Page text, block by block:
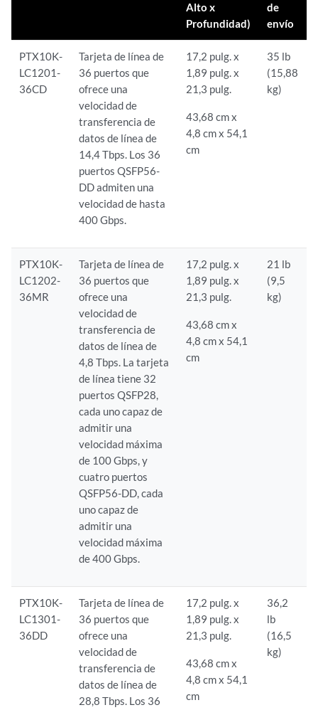
Alto x
Profundidad)
de
envío
PTX10K-
LC1201-
36CD
Tarjeta de línea de
36 puertos que
ofrece una
velocidad de
transferencia de
datos de línea de
14,4 Tbps. Los 36
puertos QSFP56-
DD admiten una
velocidad de hasta
400 Gbps.
17,2 pulg. x
1,89 pulg. x
21,3 pulg.
43,68 cm x
4,8 cm x 54,1
cm
35 lb
(15,88
kg)
PTX10K-
LC1202-
36MR
Tarjeta de línea de
36 puertos que
ofrece una
velocidad de
transferencia de
datos de línea de
4,8 Tbps. La tarjeta
de línea tiene 32
puertos QSFP28,
cada uno capaz de
admitir una
velocidad máxima
de 100 Gbps, y
cuatro puertos
QSFP56-DD, cada
uno capaz de
admitir una
velocidad máxima
de 400 Gbps.
17,2 pulg. x
1,89 pulg. x
21,3 pulg.
43,68 cm x
4,8 cm x 54,1
cm
21 lb
(9,5
kg)
PTX10K-
LC1301-
36DD
Tarjeta de línea de
36 puertos que
ofrece una
velocidad de
transferencia de
datos de línea de
28,8 Tbps. Los 36
17,2 pulg. x
1,89 pulg. x
21,3 pulg.
43,68 cm x
4,8 cm x 54,1
cm
36,2
lb
(16,5
kg)